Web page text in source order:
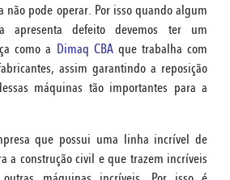
não pode operar. Por isso quando algum
apresenta defeito devemos ter um
como a Dimaq CBAque trabalha com
assim garantindo a reposição
máquinas tão importantes para a
que possui uma linha incrível de
a construção civil e que trazem incríveis